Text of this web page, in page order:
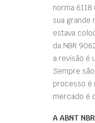
norma
sua grande
estava
da NBR
a revisão é
Sempre
processo é
mercado é
A ABNT